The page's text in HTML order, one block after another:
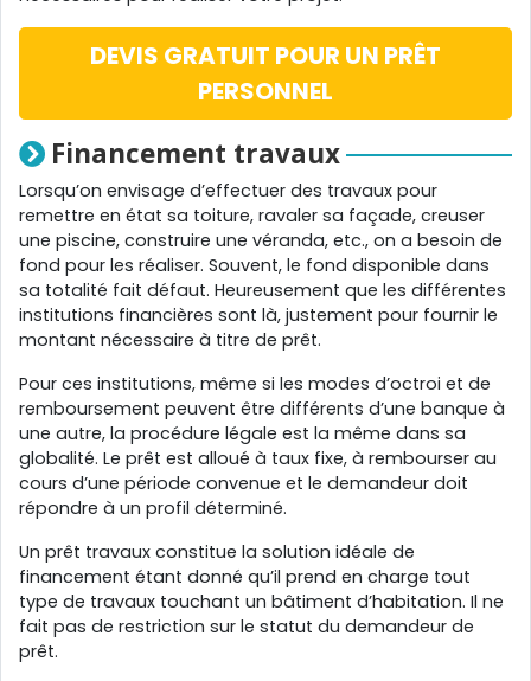
DEVIS GRATUIT POUR UN PRÊT
PERSONNEL
Financement travaux
Lorsqu’on envisage d’effectuer des travaux pour
remettre en état sa toiture, ravaler sa façade, creuser
une piscine, construire une véranda, etc., on a besoin de
fond pour les réaliser. Souvent, le fond disponible dans
sa totalité fait défaut. Heureusement que les différentes
institutions financières sont là, justement pour fournir le
montant nécessaire à titre de prêt.
Pour ces institutions, même si les modes d’octroi et de
remboursement peuvent être différents d’une banque à
une autre, la procédure légale est la même dans sa
globalité. Le prêt est alloué à taux fixe, à rembourser au
cours d’une période convenue et le demandeur doit
répondre à un profil déterminé.
Un prêt travaux constitue la solution idéale de
financement étant donné qu’il prend en charge tout
type de travaux touchant un bâtiment d’habitation. Il ne
fait pas de restriction sur le statut du demandeur de
prêt.